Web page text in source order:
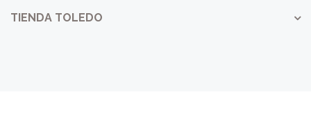
TIENDA TOLEDO